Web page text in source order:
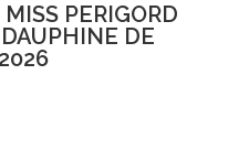
PERIGORD
DE